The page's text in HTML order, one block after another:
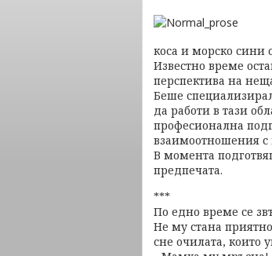
коса и морско сини
Известно време
перспектива на
Беше
да работи в тази
професионална
взаимоотношения
В момента
предпечата.
***
По едно време се
Не му стана
сне очилата, които